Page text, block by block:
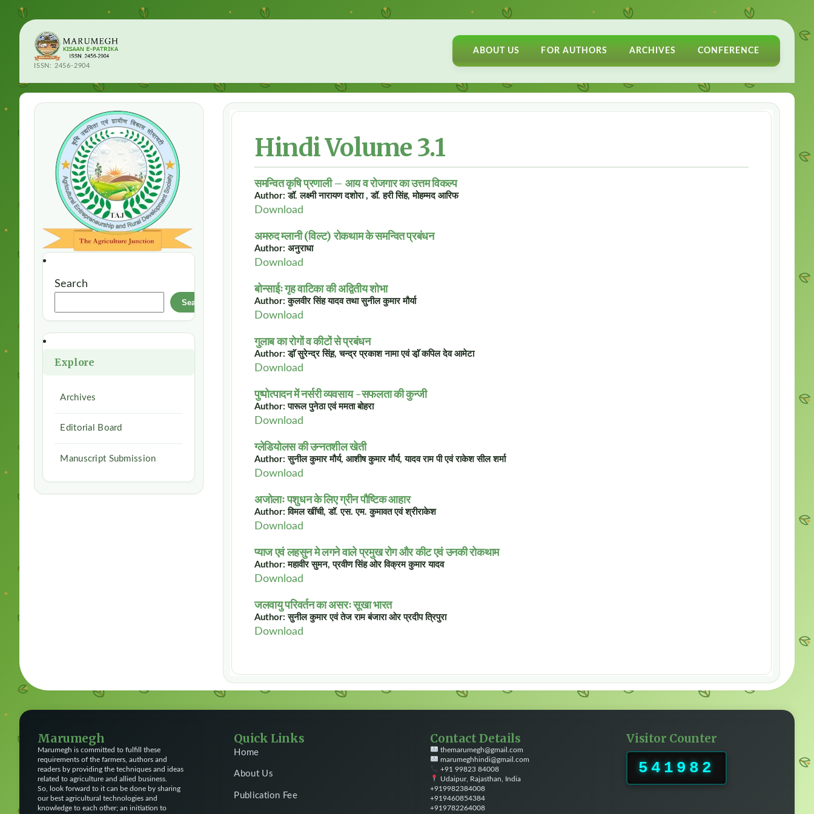
ISSN: 2456-2904
ABOUT US FOR AUTHORS ARCHIVES CONFERENCE
Search
Search
Explore
Archives
Editorial Board
Manuscript Submission
Hindi Volume 3.1
समन्वित कृषि प्रणाली – आय व रोजगार का उत्तम विकल्प
Author: डॉ. लक्ष्मी नारायण दशोरा , डॉ. हरी सिंह, मोहम्मद आरिफ
Download
अमरुद म्लानी (विल्ट) रोकथाम के समन्वित प्रबंधन
Author: अनुराधा
Download
बोन्साईः गृह वाटिका की अद्वितीय शोभा
Author: कुलवीर सिंह यादव तथा सुनील कुमार मौर्या
Download
गुलाब का रोगों व कीटों से प्रबंधन
Author: डा़ॅ़ सुरेन्द्र सिंह़, चन्द्र प्रकाश नामा एवं डा़ॅ़ कपिल देव आमेटा
Download
पुष्पोत्पादन में नर्सरी व्यवसाय -सफलता की कुन्जी
Author: पारूल पुनेठा एवं ममता बोहरा
Download
ग्लेडियोलस की उन्नतशील खेती
Author: सुनील कुमार मौर्य, आशीष कुमार मौर्य, यादव राम पी एवं राकेश सील शर्मा
Download
अजोलाः पशुधन के लिए ग्रीन पौष्टिक आहार
Author: विमल खींची, डॉ. एस. एम. कुमावत एवं श्रीराकेश
Download
प्याज एवं लहसुन मे लगने वाले प्रमुख रोग और कीट एवं उनकी रोकथाम
Author: महावीर सुमन, प्रवीण सिंह ओर विक्रम कुमार यादव
Download
जलवायु परिवर्तन का असरः सूखा भारत
Author: सुनील कुमार एवं तेज राम बंजारा ओर प्रदीप त्रिपुरा
Download
Marumegh
Marumegh is committed to fulfill these
requirements of the farmers, authors and
readers by providing the techniques and ideas
related to agriculture and allied business.
So, look forward to it can be done by sharing
our best agricultural technologies and
knowledge to each other; an initiation to
Quick Links
Home
About Us
Publication Fee
Contact Details
themarumegh@gmail.com
marumeghhindi@gmail.com
+91 99823 84008
Udaipur, Rajasthan, India
+919982384008
+919460854384
+919782264008
Visitor Counter
541982